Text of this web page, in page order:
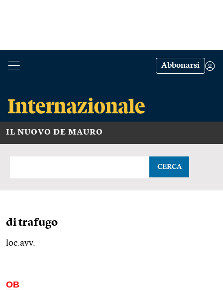
Abbonarsi
IL NUOVO DE MAURO
CERCA
di trafugo
loc.avv.
OB